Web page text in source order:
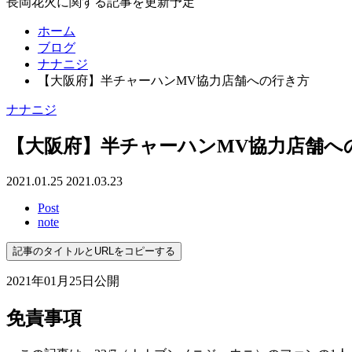
ホーム
ブログ
ナナニジ
【大阪府】半チャーハンMV協力店舗への行き方
ナナニジ
【大阪府】半チャーハンMV協力店舗へ
2021.01.25 2021.03.23
Post
note
記事のタイトルとURLをコピーする
2021年01月25日公開
免責事項